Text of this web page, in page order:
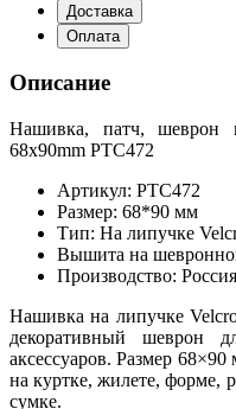
Доставка
Оплата
Описание
Нашивка, патч, шеврон
68x90mm PTC472
Артикул: PTC472
Размер: 68*90 мм
Тип: На липучке
Вышита на
Производство: Россия
Нашивка на липучке
декоративный шеврон
аксессуаров. Размер
на куртке, жилете, форме,
сумке.